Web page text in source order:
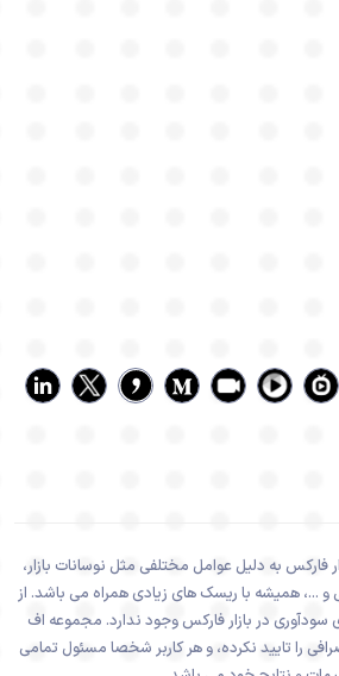
فارکس به دلیل عوامل مختلفی مثل نوسانات بازار،
و ...، همیشه با ریسک های زیادی همراه می باشد. از
سودآوری در بازار فارکس وجود ندارد. مجموعه اف
را تایید نکرده، و هر کاربر شخصا مسئول تمامی